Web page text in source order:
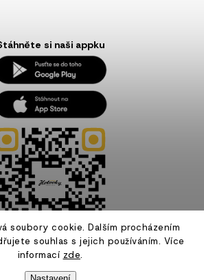
soubory cookie. Dalším procházením
souhlas s jejich používáním. Více
informací zde.
si naši appku